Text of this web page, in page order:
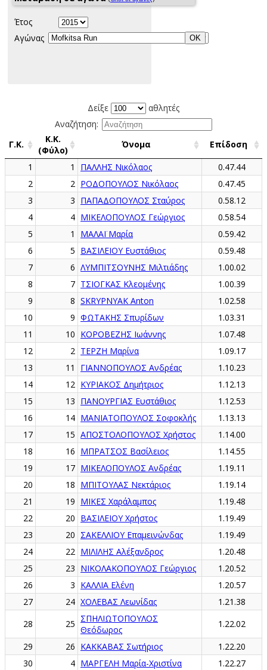
Έτος
Αγώνας
Δείξε
αθλητές
Αναζήτηση:
Γ.Κ.
Κ.Κ.
(Φύλο)
Όνομα
Επίδοση
1
1 ΠΑΛΛΗΣ Νικόλαος
0.47.44
2
2 ΡΟΔΟΠΟΥΛΟΣ Νικόλαος
0.47.45
3
3 ΠΑΠΑΔΟΠΟΥΛΟΣ Σταύρος
0.58.12
4
4 ΜΙΚΕΛΟΠΟΥΛΟΣ Γεώργιος
0.58.54
5
1 ΜΑΛΑΪ Μαρία
0.59.42
6
5 ΒΑΣΙΛΕΙΟΥ Ευστάθιος
0.59.48
7
6 ΛΥΜΠΙΤΣΟΥΝΗΣ Μιλτιάδης
1.00.02
8
7 ΤΣΙΟΓΚΑΣ Κλεομένης
1.00.39
9
8 SKRYPNYAK Anton
1.02.58
10
9 ΦΩΤΑΚΗΣ Σπυρίδων
1.03.31
11
10 ΚΟΡΟΒΕΖΗΣ Ιωάννης
1.07.48
12
2 ΤΕΡΖΗ Μαρίνα
1.09.17
13
11 ΓΙΑΝΝΟΠΟΥΛΟΣ Ανδρέας
1.10.23
14
12 ΚΥΡΙΑΚΟΣ Δημήτριος
1.12.13
15
13 ΠΑΝΟΥΡΓΙΑΣ Ευστάθιος
1.12.53
16
14 ΜΑΝΙΑΤΟΠΟΥΛΟΣ Σοφοκλής
1.13.13
17
15 ΑΠΟΣΤΟΛΟΠΟΥΛΟΣ Χρήστος
1.14.00
18
16 ΜΠΡΑΤΣΟΣ Βασίλειος
1.14.55
19
17 ΜΙΚΕΛΟΠΟΥΛΟΣ Ανδρέας
1.19.11
20
18 ΜΠΙΤΟΥΛΑΣ Νεκτάριος
1.19.14
21
19 ΜΙΚΕΣ Χαράλαμπος
1.19.48
22
20 ΒΑΣΙΛΕΙΟΥ Χρήστος
1.19.49
23
20 ΣΑΚΕΛΛΙΟΥ Επαμεινώνδας
1.19.49
24
22 ΜΙΛΙΛΗΣ Αλέξανδρος
1.20.48
25
23 ΝΙΚΟΛΑΚΟΠΟΥΛΟΣ Γεώργιος
1.20.52
26
3 ΚΑΛΛΙΑ Ελένη
1.20.57
27
24 ΧΟΛΕΒΑΣ Λεωνίδας
1.21.38
28
25 ΣΠΗΛΙΩΤΟΠΟΥΛΟΣ
Θεόδωρος
1.22.02
29
26 ΚΑΚΚΑΒΑΣ Σωτήριος
1.22.20
30
4 ΜΑΡΓΕΛΗ Μαρία-Χριστίνα
1.22.27